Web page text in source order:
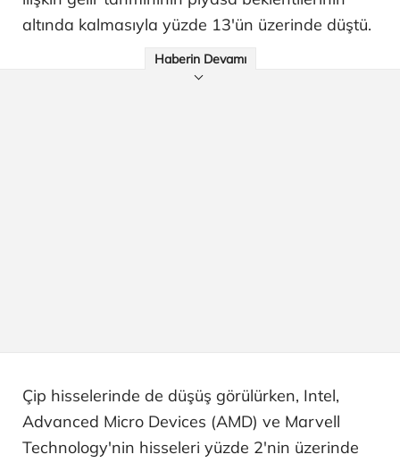
altında kalmasıyla yüzde 13'ün üzerinde düştü.
Haberin Devamı
Çip hisselerinde de düşüş görülürken, Intel,
Advanced Micro Devices (AMD) ve Marvell
Technology'nin hisseleri yüzde 2'nin üzerinde